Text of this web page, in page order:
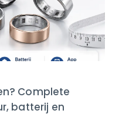
Complete
batterij en